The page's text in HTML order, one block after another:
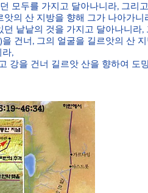
모두를 가지고 달아나니라, 그리
앗의 산 지방을 향해 그가 나아가니
낱낱의 것을 가지고 달아나니라,
건너, 그의 얼굴을 길르앗의 산
라,
강을 건너 길르앗 산을 향하여 도